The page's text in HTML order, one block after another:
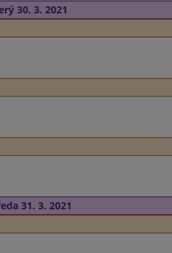
30. 3. 2021
31. 3. 2021